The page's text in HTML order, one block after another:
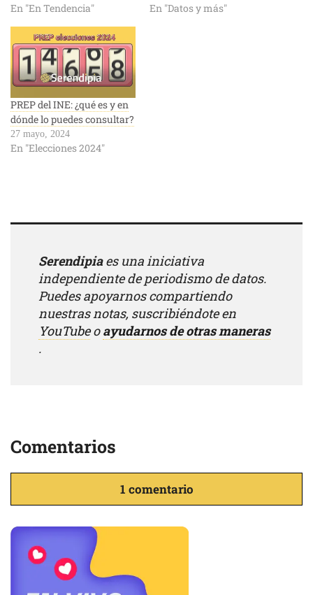
En "En Tendencia" En "Datos y más"
PREP del INE: ¿qué es y en
dónde lo puedes consultar?
27 mayo, 2024
En "Elecciones 2024"
Serendipiaes una iniciativa
independiente de periodismo de datos.
Puedes apoyarnos compartiendo
nuestras notas, suscribiéndote en
YouTubeoayudarnos de otras maneras
.
Comentarios
1 comentario